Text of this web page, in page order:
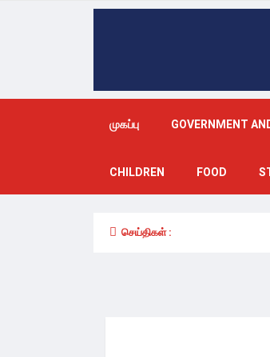
முகப்பு GOVERNMENT
CHILDREN FOOD
செய்திகள் :